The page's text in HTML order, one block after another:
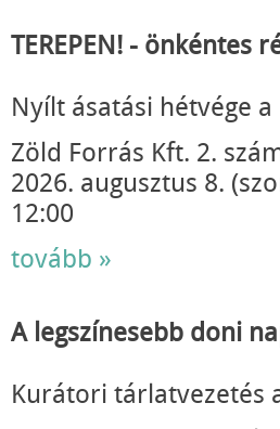
TEREPEN! - önkéntes
Nyílt ásatási hétvége
Zöld Forrás Kft. 2.
2026. augusztus 8.
12:00
tovább »
A legszínesebb doni
Kurátori tárlatvezetés